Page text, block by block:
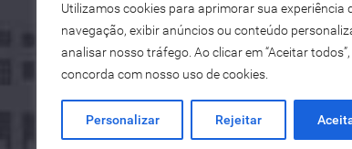
Utilizamos cookies para aprimorar sua experiência
navegação, exibir anúncios ou conteúdo
analisar nosso tráfego. Ao clicar em “Aceitar
concorda com nosso uso de cookies.
Personalizar Rejeitar
See here an English version for you.
Vea aquí una versión en español para ti.